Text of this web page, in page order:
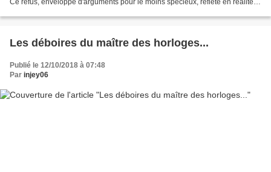
Ce refus, enveloppé d'arguments pour le moins spécieux, reflète en réalité le
Les déboires du maître des horloges...
Publié le 12/10/2018 à 07:48
Par injey06